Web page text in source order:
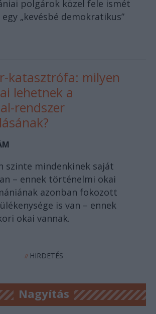
polgárok közel fele ismét
„kevésbé demokratikus”
katasztrófa: milyen
lehetnek a
rendszer
szinte mindenkinek saját
– ennek történelmi okai
azonban fokozott
is van – ennek
okai vannak.
//HIRDETÉS
Nagyítás